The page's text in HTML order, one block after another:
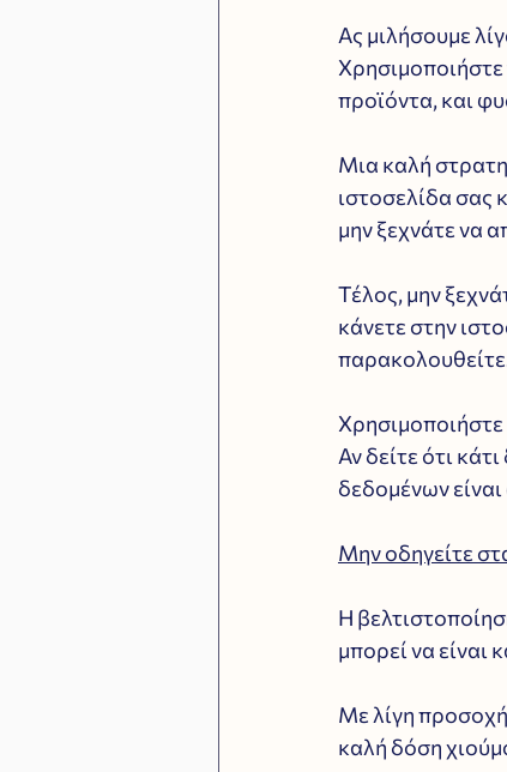
Ας μιλήσουμε
Χρησιμοποιήστε
προϊόντα, και
Μια καλή
ιστοσελίδα σας
μην ξεχνάτε να
Τέλος, μην
κάνετε στην
Αν δείτε ότι
δεδομένων
Μην οδηγείτε
Η
μπορεί να είναι
Με λίγη
καλή δόση